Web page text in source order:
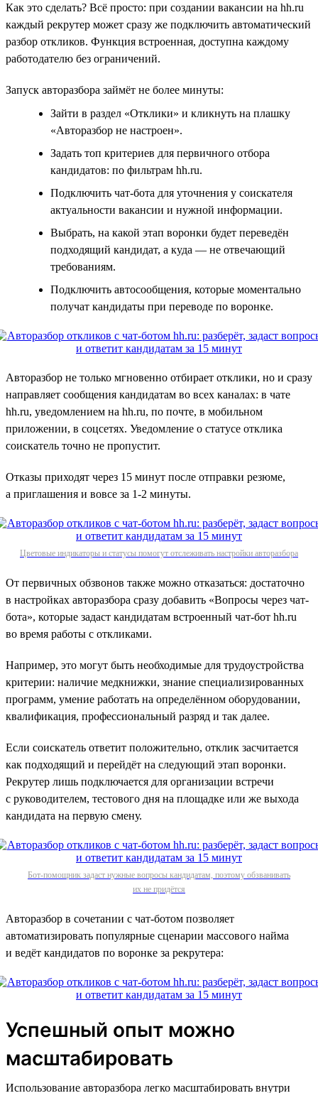
Как это сделать? Всё просто: при создании вакансии на hh.ru
каждый рекрутер может сразу же подключить автоматический
разбор откликов. Функция встроенная, доступна каждому
работодателю без ограничений.
Запуск авторазбора займёт не более минуты:
Зайти в раздел «Отклики» и кликнуть на плашку
«Авторазбор не настроен».
Задать топ критериев для первичного отбора
кандидатов: по фильтрам hh.ru.
Подключить чат-бота для уточнения у соискателя
актуальности вакансии и нужной информации.
Выбрать, на какой этап воронки будет переведён
подходящий кандидат, а куда — не отвечающий
требованиям.
Подключить автосообщения, которые моментально
получат кандидаты при переводе по воронке.
Авторазбор не только мгновенно отбирает отклики, но и сразу
направляет сообщения кандидатам во всех каналах: в чате
hh.ru, уведомлением на hh.ru, по почте, в мобильном
приложении, в соцсетях. Уведомление о статусе отклика
соискатель точно не пропустит.
Отказы приходят через 15 минут после отправки резюме,
а приглашения и вовсе за 1‑2 минуты.
Цветовые индикаторы и статусы помогут отслеживать настройки авторазбора
От первичных обзвонов также можно отказаться: достаточно
в настройках авторазбора сразу добавить «Вопросы через чат-
бота», которые задаст кандидатам встроенный чат-бот hh.ru
во время работы с откликами.
Например, это могут быть необходимые для трудоустройства
критерии: наличие медкнижки, знание специализированных
программ, умение работать на определённом оборудовании,
квалификация, профессиональный разряд и так далее.
Если соискатель ответит положительно, отклик засчитается
как подходящий и перейдёт на следующий этап воронки.
Рекрутер лишь подключается для организации встречи
с руководителем, тестового дня на площадке или же выхода
кандидата на первую смену.
Бот-помощник задаст нужные вопросы кандидатам, поэтому обзванивать
их не придётся
Авторазбор в сочетании с чат-ботом позволяет
автоматизировать популярные сценарии массового найма
и ведёт кандидатов по воронке за рекрутера:
Успешный опыт можно
масштабировать
Использование авторазбора легко масштабировать внутри